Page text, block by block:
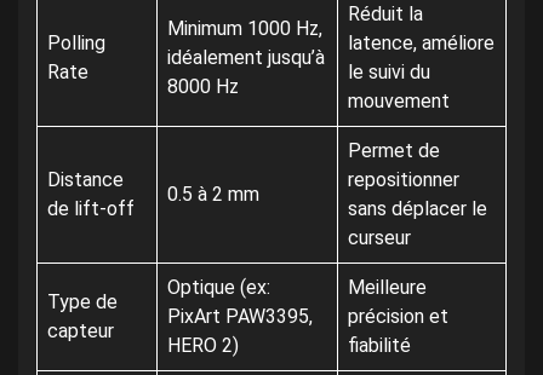
Polling
Rate
Minimum 1000 Hz,
idéalement jusqu’à
8000 Hz
Réduit la
latence, améliore
le suivi du
mouvement
Distance
de lift-off
0.5 à 2 mm
Permet de
repositionner
sans déplacer le
curseur
Type de
capteur
Optique (ex:
PixArt PAW3395,
HERO 2)
Meilleure
précision et
fiabilité